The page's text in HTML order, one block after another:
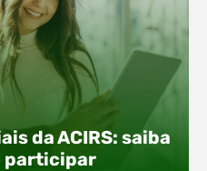
da ACIRS: saiba
participar